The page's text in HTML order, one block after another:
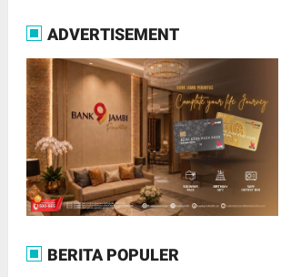
ADVERTISEMENT
BERITA POPULER